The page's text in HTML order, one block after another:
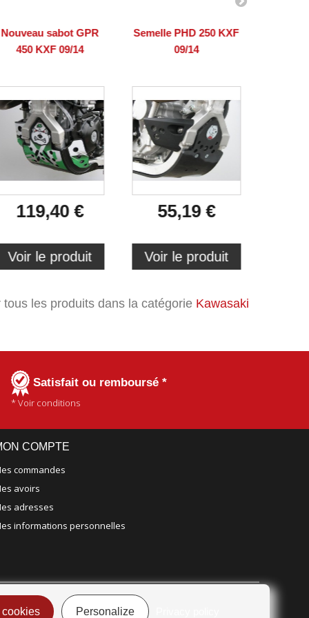
Nouveau sabot GPR
450 KXF 09/14
119,40 €
Voir le produit
Semelle PHD 250 KXF
09/14
55,19 €
Voir le produit
tous les produits dans la catégorie Kawasaki
Satisfait ou remboursé *
* Voir conditions
COMPTE
commandes
avoirs
adresses
informations personnelles
cookies Personalize